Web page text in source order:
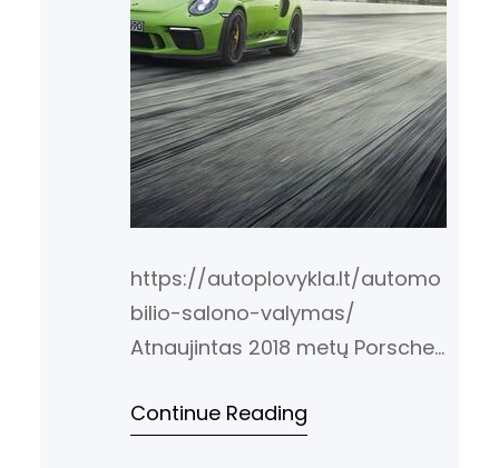
https://autoplovykla.lt/automo
bilio-salono-valymas/
Atnaujintas 2018 metų Porsche
internete per tris gana žemos
Continue Reading